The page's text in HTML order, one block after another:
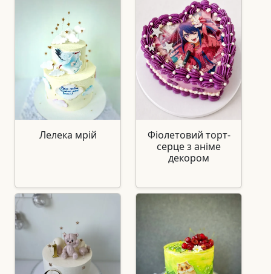
Лелека мрій
Фіолетовий торт-
серце з аніме
декором